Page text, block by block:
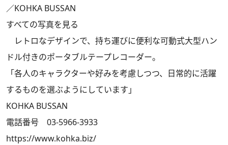
／KOHKA BUSSAN
すべての写真を見る
レトロなデザインで、持ち運びに便利な可動式大型ハン
ドル付きのポータブルテープレコーダー。
「各人のキャラクターや好みを考慮しつつ、日常的に活躍
するものを選ぶようにしています」
KOHKA BUSSAN
電話番号 03-5966-3933
https://www.kohka.biz/